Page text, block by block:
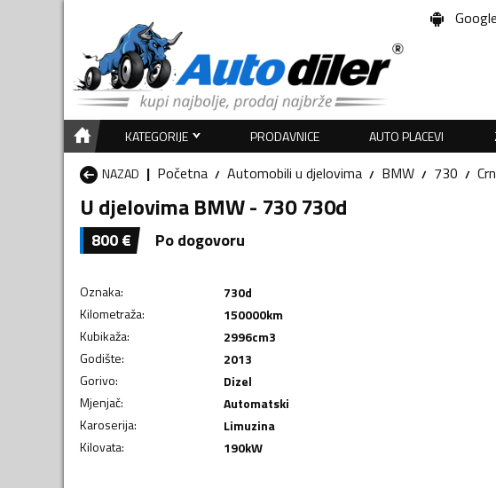
KATEGORIJE PRODAVNICE AUTO PLACEVI
NAZAD
Početna Automobili u djelovima BMW 730
U djelovima BMW - 730 730d
800€ Po dogovoru
Oznaka:
730d
Kilometraža: 150000km
Kubikaža: 2996cm3
Godište:
2013
Gorivo:
Dizel
Mjenjač:
Automatski
Karoserija:
Limuzina
Kilovata: 190kW